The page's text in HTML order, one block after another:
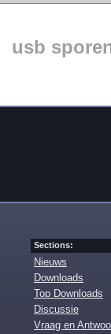
usb
Sections:
Nieuws
Downloads
Top Downloads
Discussie
Vraag en